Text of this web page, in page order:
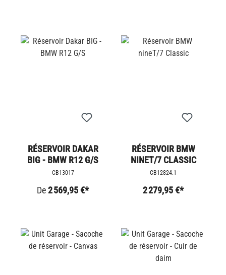
RÉSERVOIR DAKAR
BIG - BMW R12 G/S
CB13017
De2 569,95 €*
RÉSERVOIR BMW
NINET/7 CLASSIC
CB12824.1
2 279,95 €*